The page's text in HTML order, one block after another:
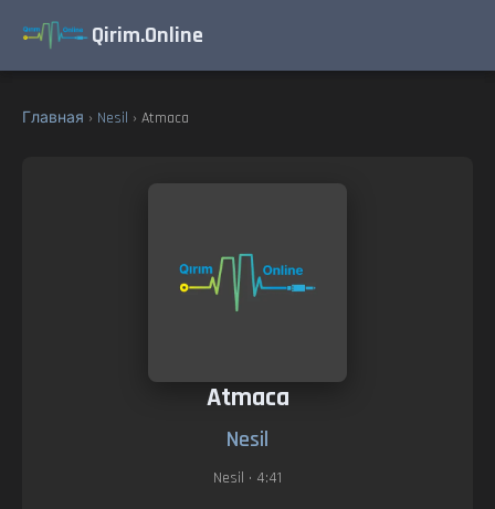
Qirim.Online
Главная › Nesil › Atmaca
Atmaca
Nesil
Nesil • 4:41